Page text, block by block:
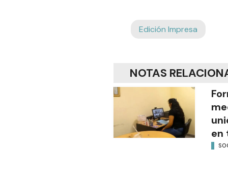
Edición Impresa
NOTAS
en